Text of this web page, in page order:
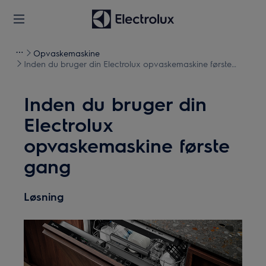
Opvaskemaskine
Inden du bruger din Electrolux opvaskemaskine første
Inden du bruger din
Electrolux
opvaskemaskine første
gang
Løsning